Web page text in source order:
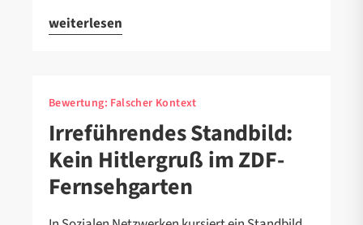
weiterlesen
Bewertung: Falscher Kontext
Irreführendes Standbild:
Kein Hitlergruß im ZDF-
Fernsehgarten